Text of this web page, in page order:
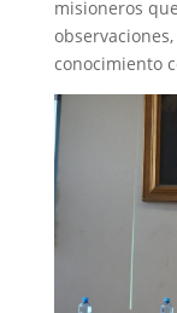
misioneros
conocimiento